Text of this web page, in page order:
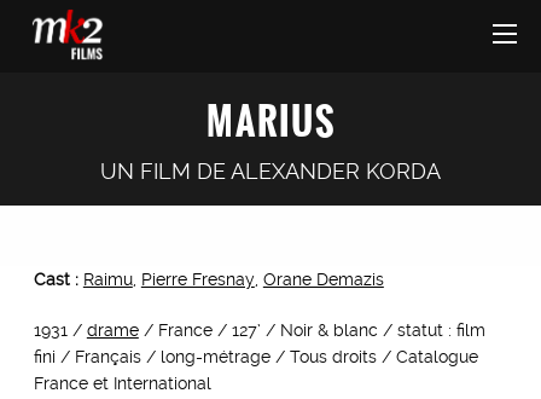
MARIUS
UN FILM DE ALEXANDER KORDA
Cast : Raimu, Pierre Fresnay, Orane Demazis
1931 / drame/ France / 127’ / Noir & blanc / statut : film
fini / Français / long-métrage / Tous droits / Catalogue
France et International